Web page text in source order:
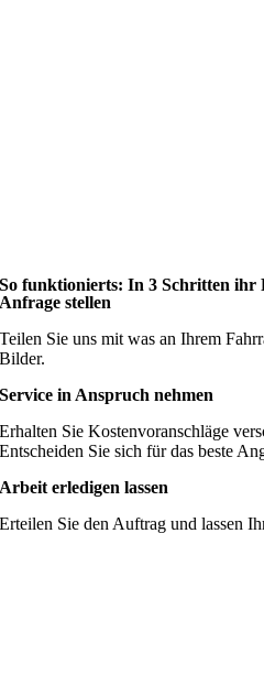
So funktionierts: In 3 Schritten
Anfrage stellen
Teilen Sie uns mit was an Ihrem
Bilder.
Service in Anspruch nehmen
Erhalten Sie Kostenvoranschläge
Entscheiden Sie sich für das beste
Arbeit erledigen lassen
Erteilen Sie den Auftrag und lassen